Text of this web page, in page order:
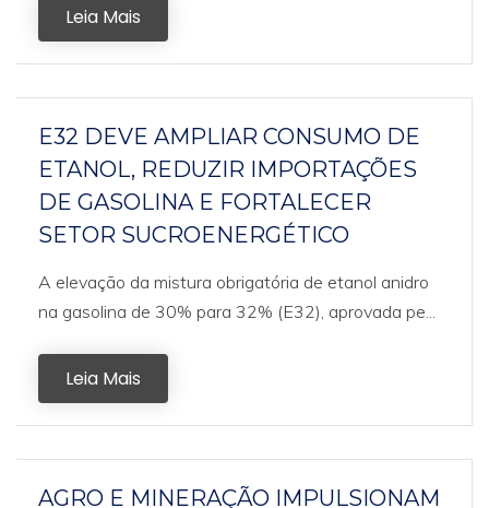
Leia Mais
E32 DEVE AMPLIAR CONSUMO DE
ETANOL, REDUZIR IMPORTAÇÕES
DE GASOLINA E FORTALECER
SETOR SUCROENERGÉTICO
A elevação da mistura obrigatória de etanol anidro
na gasolina de 30% para 32% (E32), aprovada pe...
Leia Mais
AGRO E MINERAÇÃO IMPULSIONAM